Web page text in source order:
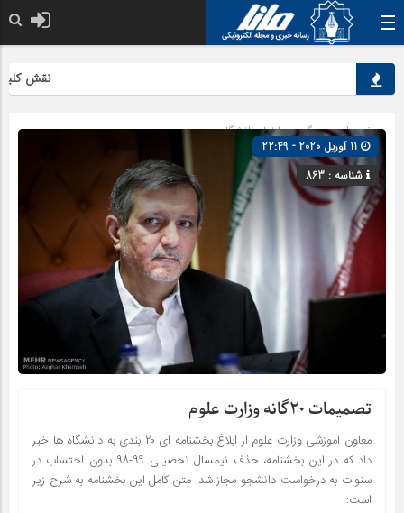
نقش کلیدی
صفحه اصلی» گروه »اخبار دانشگاهی
شناسه : 863
تصمیمات ۲۰گانه وزارت علوم
معاون آموزشی وزارت علوم از ابلاغ بخشنامه ای ۲۰ بندی به دانشگاه ها خبر
داد که در این بخشنامه، حذف نیمسال تحصیلی ۹۹-۹۸ بدون احتساب در
سنوات به درخواست دانشجو مجاز شد. متن کامل این بخشنامه به شرح زیر
است: